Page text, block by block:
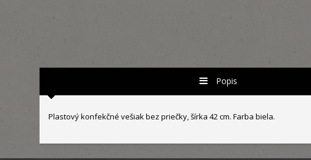
Popis
Plastový konfekčné vešiak bez priečky, šírka 42 cm. Farba biela.